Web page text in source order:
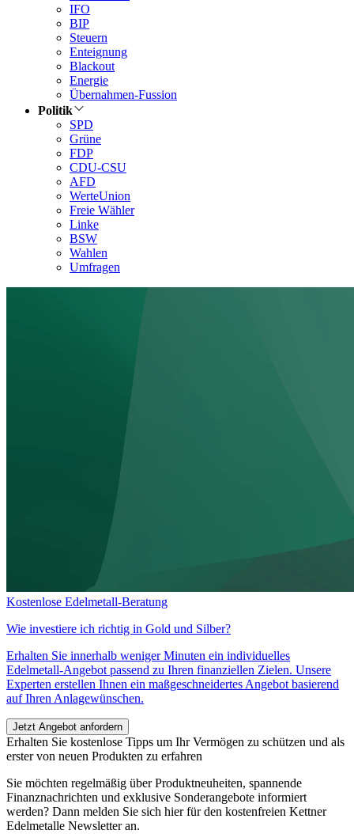
IFO
BIP
Steuern
Enteignung
Blackout
Energie
Übernahmen-Fussion
Politik
SPD
Grüne
FDP
CDU-CSU
AFD
WerteUnion
Freie Wähler
Linke
BSW
Wahlen
Umfragen
Kostenlose Edelmetall-Beratung
Wie investiere ich richtig in Gold und Silber?
Erhalten Sie innerhalb weniger Minuten ein individuelles
Edelmetall-Angebot passend zu Ihren finanziellen Zielen. Unsere
Experten erstellen Ihnen ein maßgeschneidertes Angebot basierend
auf Ihren Anlagewünschen.
Jetzt Angebot anfordern
Erhalten Sie kostenlose Tipps um Ihr Vermögen zu schützen und als
erster von neuen Produkten zu erfahren
Sie möchten regelmäßig über Produktneuheiten, spannende
Finanznachrichten und exklusive Sonderangebote informiert
werden? Dann melden Sie sich hier für den kostenfreien Kettner
Edelmetalle Newsletter an.